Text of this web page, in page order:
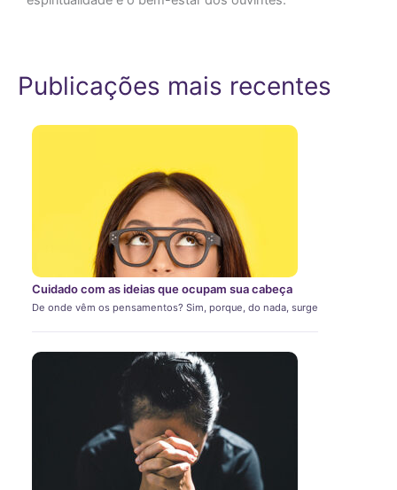
Publicações mais recentes
Cuidado com as ideias que ocupam sua cabeça
De onde vêm os pensamentos? Sim, porque, do nada, surge